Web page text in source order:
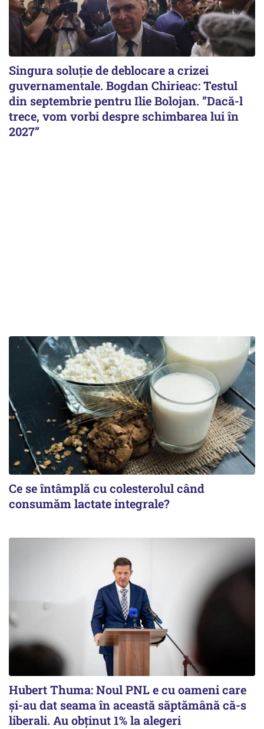
Singura soluție de deblocare a crizei
guvernamentale. Bogdan Chirieac: Testul
din septembrie pentru Ilie Bolojan. ”Dacă-l
trece, vom vorbi despre schimbarea lui în
2027”
Ce se întâmplă cu colesterolul când
consumăm lactate integrale?
Hubert Thuma: Noul PNL e cu oameni care
și-au dat seama în această săptămână că-s
liberali. Au obținut 1% la alegeri